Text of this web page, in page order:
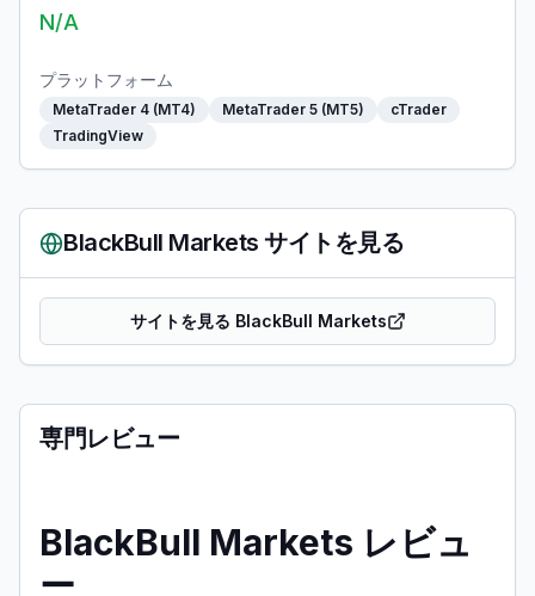
N/A
プラットフォーム
MetaTrader 4 (MT4) MetaTrader 5 (MT5)
cTrader
TradingView
BlackBull Markets サイトを見る
サイトを見る BlackBull Markets
専門レビュー
BlackBull Markets レビュ
ー